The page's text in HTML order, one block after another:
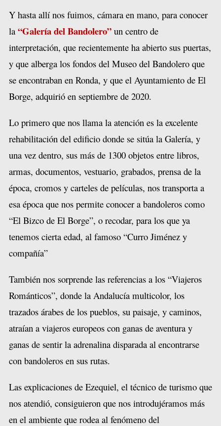
Y hasta allí nos fuimos, cámara en mano, para conocer
la “Galería del Bandolero” un centro de
interpretación, que recientemente ha abierto sus puertas,
y que alberga los fondos del Museo del Bandolero que
se encontraban en Ronda, y que el Ayuntamiento de El
Borge, adquirió en septiembre de 2020.
Lo primero que nos llama la atención es la excelente
rehabilitación del edificio donde se sitúa la Galería, y
una vez dentro, sus más de 1300 objetos entre libros,
armas, documentos, vestuario, grabados, prensa de la
época, cromos y carteles de películas, nos transporta a
esa época que nos permite conocer a bandoleros como
“El Bizco de El Borge”, o recodar, para los que ya
tenemos cierta edad, al famoso “Curro Jiménez y
compañía”
También nos sorprende las referencias a los “Viajeros
Románticos”, donde la Andalucía multicolor, los
trazados árabes de los pueblos, su paisaje, y caminos,
atraían a viajeros europeos con ganas de aventura y
ganas de sentir la adrenalina disparada al encontrarse
con bandoleros en sus rutas.
Las explicaciones de Ezequiel, el técnico de turismo que
nos atendió, consiguieron que nos introdujéramos más
en el ambiente que rodea al fenómeno del